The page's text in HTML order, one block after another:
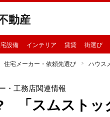
動産
設備 インテリア 賃貸 街選び
住宅メーカー・依頼先選び ハウス
・工務店関連情報
「スムストッ